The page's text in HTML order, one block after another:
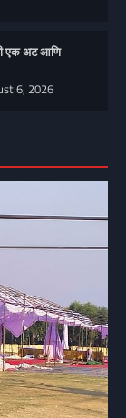
एक अट आणि
6, 2026